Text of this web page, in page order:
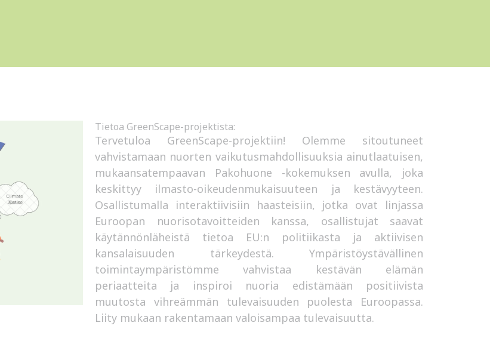
Tietoa GreenScape-projektista:
Tervetuloa GreenScape-projektiin! Olemme sitoutuneet
vahvistamaan nuorten vaikutusmahdollisuuksia ainutlaatuisen,
mukaansatempaavan Pakohuone -kokemuksen avulla, joka
keskittyy ilmasto-oikeudenmukaisuuteen ja kestävyyteen.
Osallistumalla interaktiivisiin haasteisiin, jotka ovat linjassa
Euroopan nuorisotavoitteiden kanssa, osallistujat saavat
käytännönläheistä tietoa EU:n politiikasta ja aktiivisen
kansalaisuuden tärkeydestä. Ympäristöystävällinen
toimintaympäristömme vahvistaa kestävän elämän
periaatteita ja inspiroi nuoria edistämään positiivista
muutosta vihreämmän tulevaisuuden puolesta Euroopassa.
Liity mukaan rakentamaan valoisampaa tulevaisuutta.